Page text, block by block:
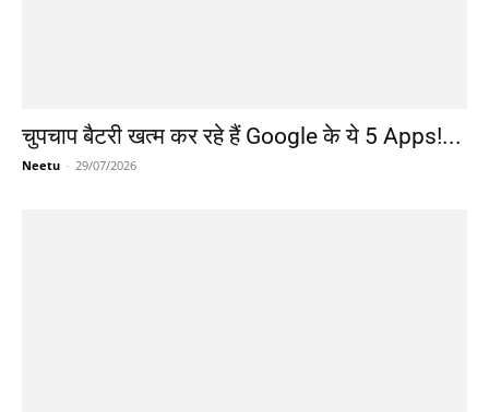
चुपचाप बैटरी खत्म कर रहे हैं Google के ये 5 Apps!...
Neetu - 29/07/2026